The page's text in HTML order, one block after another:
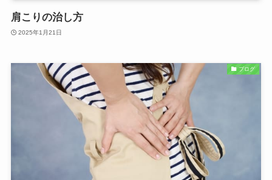
肩こりの治し方
2025年1月21日
ブログ